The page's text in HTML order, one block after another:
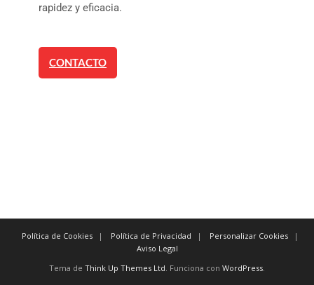
rapidez y eficacia.
CONTACTO
Política de Cookies Política de Privacidad
Personalizar Cookies
Aviso Legal
Tema de Think Up Themes Ltd . Funciona con WordPress